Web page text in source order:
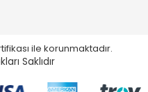
ile korunmaktadır.
Saklıdır